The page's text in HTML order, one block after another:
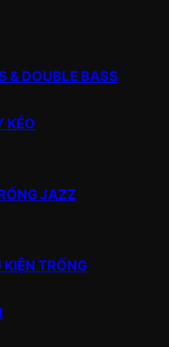
& DOUBLE BASS
KÉO
JAZZ
TRỐNG